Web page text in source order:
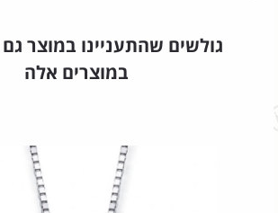
גולשים שהתעניינו במוצר גם
במוצרים אלה